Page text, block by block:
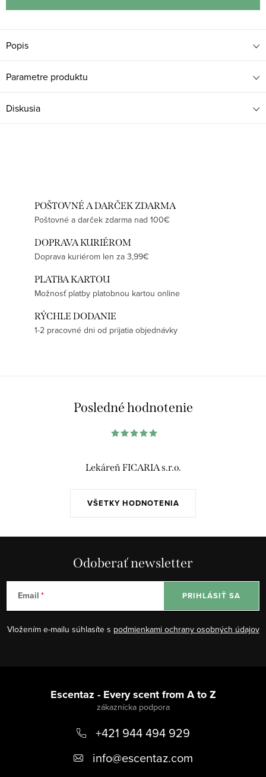
Popis
Parametre produktu
Diskusia
POŠTOVNÉ A DARČEK ZDARMA
Poštovné a darček zdarma nad 100€
DOPRAVA KURIÉROM
Doprava kuriérom len za 3,99€
PLATBA KARTOU
Možnosť platby platobnou kartou online
RÝCHLE DODANIE
1-2 pracovné dni od prijatia objednávky
Posledné hodnotenie
VŠETKY HODNOTENIA
Lekáreň FICARIA s.r.o.
Odoberať newsletter
Email
Vložením e-mailu súhlasíte s podmienkami ochrany osobných údajov
PRIHLÁSIŤ SA
Escentaz - Every scent from A to Z
+421 944 494 929
info@escentaz.com